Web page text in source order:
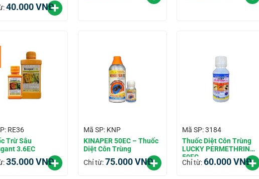
40.000VNĐ
RE36
Trừ Sâu
3.6EC
35.000VNĐ
Mã SP: KNP
KINAPER 50EC – Thuốc
Diệt Côn Trùng
Chỉ từ:75.000VNĐ
Mã SP: 3184
Thuốc Diệt Côn Trùng
LUCKY PERMETHRIN
50EC
Chỉ từ:60.000VNĐ